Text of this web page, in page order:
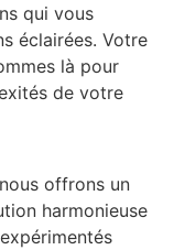
qui vous
éclairées. Votre
là pour
de votre
offrons un
harmonieuse